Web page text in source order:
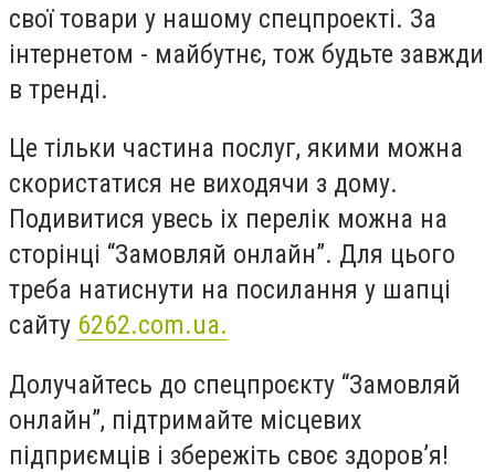
свої товари у нашому спецпроекті. За
інтернетом - майбутнє, тож будьте завжди
в тренді.
Це тільки частина послуг, якими можна
скористатися не виходячи з дому.
Подивитися увесь іх перелік можна на
сторінці “Замовляй онлайн”. Для цього
треба натиснути на посилання у шапці
сайту 6262.com.ua.
Долучайтесь до спецпроєкту “Замовляй
онлайн”, підтримайте місцевих
підприємців і збережіть своє здоров’я!